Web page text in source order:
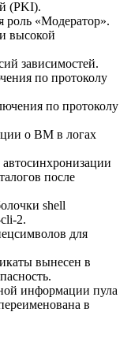
(PKI).
роль «Модератор».
высокой
зависимостей.
по протоколу
по протоколу
о ВМ в логах
после
shell
2.
для
вынесен в
информации пула
в